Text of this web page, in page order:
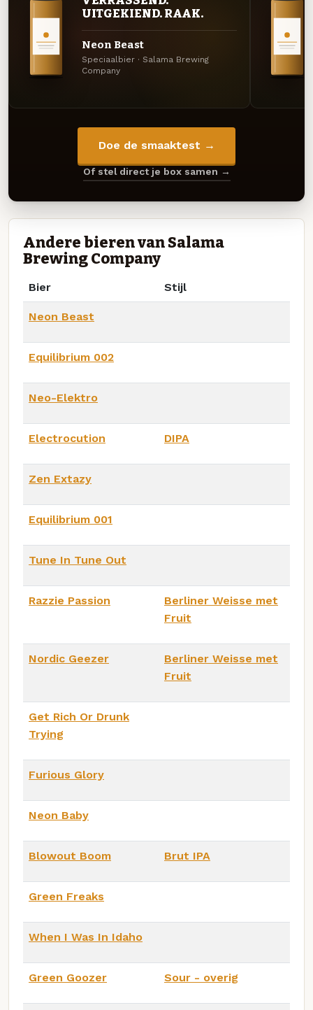
UITGEKIEND. RAAK.
Neon Beast
Speciaalbier · Salama Brewing
Company
Doe de smaaktest →
Of stel direct je box samen →
Andere bieren van Salama
Brewing Company
Bier Stijl
Neon Beast
Equilibrium 002
Neo-Elektro
Electrocution DIPA
Zen Extazy
Equilibrium 001
Tune In Tune Out
Razzie Passion
Berliner Weisse met
Fruit
Nordic Geezer
Berliner Weisse met
Fruit
Get Rich Or Drunk
Trying
Furious Glory
Neon Baby
Blowout Boom Brut IPA
Green Freaks
When I Was In Idaho
Green Goozer Sour - overig